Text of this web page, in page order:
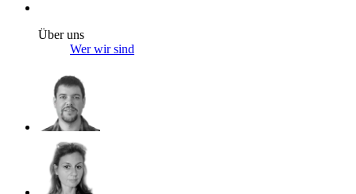
Über uns
Wer wir sind